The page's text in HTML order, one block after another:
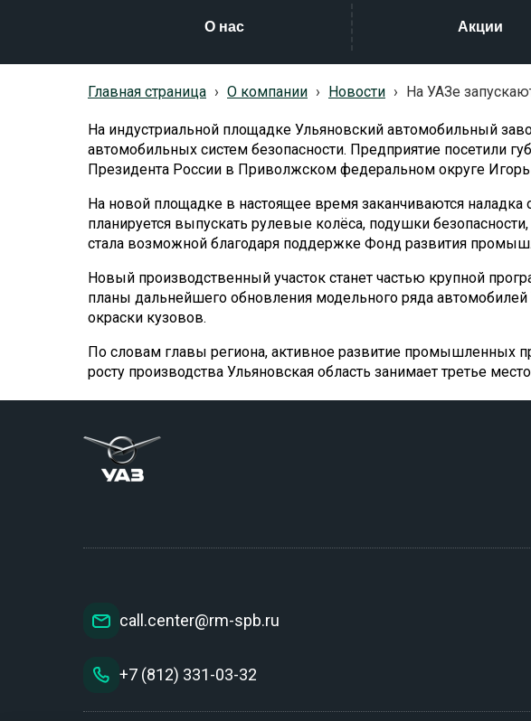
О нас Акции
Главная страница › О компании › Новости › На УАЗе
На индустриальной площадке Ульяновский автомобильный
автомобильных систем безопасности. Предприятие посетили
Президента России в Приволжском федеральном округе
На новой площадке в настоящее время заканчиваются
планируется выпускать рулевые колёса, подушки
стала возможной благодаря поддержке Фонд развития
Новый производственный участок станет частью крупной
планы дальнейшего обновления модельного ряда
окраски кузовов.
По словам главы региона, активное развитие промышленных
росту производства Ульяновская область занимает третье
call.center@rm-spb.ru
+7 (812) 331-03-32